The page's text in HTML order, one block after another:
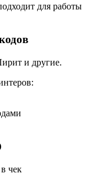
для работы
и другие.
чек